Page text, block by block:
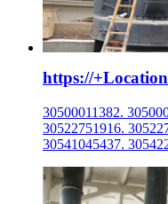
https://
30500011382.
30522751916.
30541045437.